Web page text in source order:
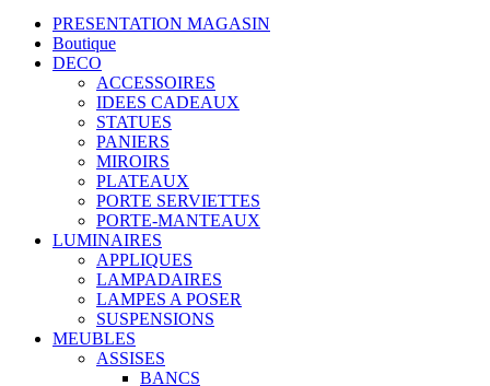
PRESENTATION MAGASIN
Boutique
DECO
ACCESSOIRES
IDEES CADEAUX
STATUES
PANIERS
MIROIRS
PLATEAUX
PORTE SERVIETTES
PORTE-MANTEAUX
LUMINAIRES
APPLIQUES
LAMPADAIRES
LAMPES A POSER
SUSPENSIONS
MEUBLES
ASSISES
BANCS